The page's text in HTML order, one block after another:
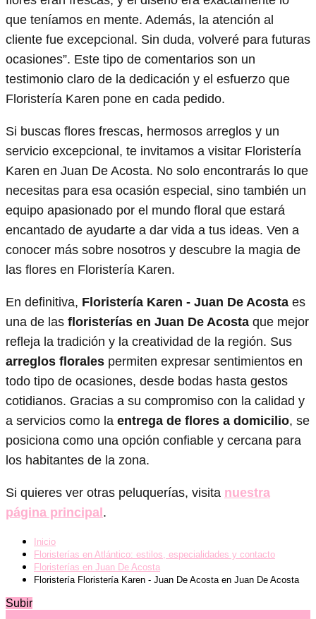
que teníamos en mente. Además, la atención al
cliente fue excepcional. Sin duda, volveré para futuras
ocasiones”. Este tipo de comentarios son un
testimonio claro de la dedicación y el esfuerzo que
Floristería Karen pone en cada pedido.
Si buscas flores frescas, hermosos arreglos y un
servicio excepcional, te invitamos a visitar Floristería
Karen en Juan De Acosta. No solo encontrarás lo que
necesitas para esa ocasión especial, sino también un
equipo apasionado por el mundo floral que estará
encantado de ayudarte a dar vida a tus ideas. Ven a
conocer más sobre nosotros y descubre la magia de
las flores en Floristería Karen.
En definitiva, Floristería Karen - Juan De Acosta es
una de las floristerías en Juan De Acosta que mejor
refleja la tradición y la creatividad de la región. Sus
arreglos florales permiten expresar sentimientos en
todo tipo de ocasiones, desde bodas hasta gestos
cotidianos. Gracias a su compromiso con la calidad y
a servicios como la entrega de flores a domicilio, se
posiciona como una opción confiable y cercana para
los habitantes de la zona.
Si quieres ver otras peluquerías, visita nuestra
página principal.
Inicio
Floristerías en Atlántico: estilos, especialidades y contacto
Floristerías en Juan De Acosta
Floristería Floristería Karen - Juan De Acosta en Juan De Acosta
Subir